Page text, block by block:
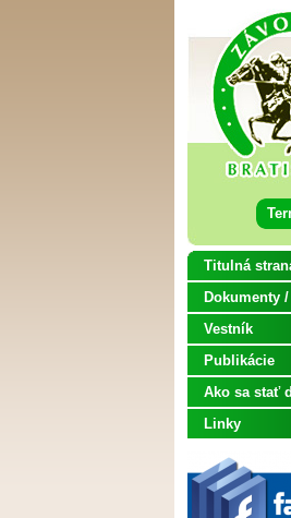
Titulná
Dokumenty
Vestník
Publikácie
Ako sa stať
Linky